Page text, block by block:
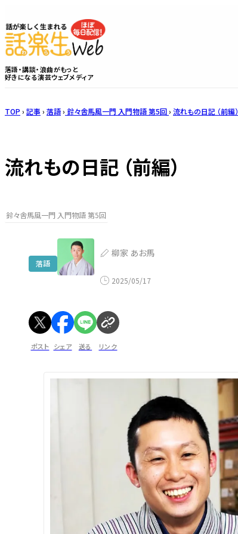
落語・講談・浪曲がもっと
好きになる演芸ウェブメディア
TOP › 記事 › 落語› 鈴々舎馬風一門 入門物語 第5回› 流れもの日記 （前編）
流れもの日記 （前編）
鈴々舎馬風一門 入門物語 第5回
落語
柳家 あお馬
2025/05/17
ポスト シェア 送る リンク